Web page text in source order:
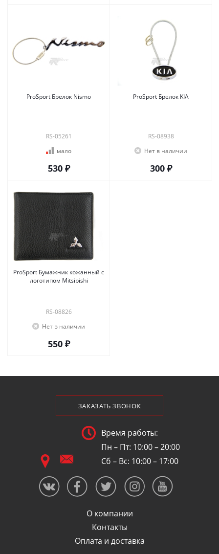
ProSport Брелок Nismo
RS-05261
мало
530 ₽
ProSport Брелок KIA
RS-08938
Нет в наличии
300 ₽
ProSport Бумажник кожанный с
логотипом Mitsibishi
RS-08826
Нет в наличии
550 ₽
ЗАКАЗАТЬ ЗВОНОК
Время работы:
Пн – Пт: 10:00 – 20:00
Сб – Вс: 10:00 – 17:00
О компании
Контакты
Оплата и доставка